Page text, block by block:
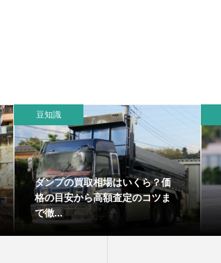
豆知識
ダンプの買取相場はいくら？価
格の目安から高額査定のコツま
で徹...